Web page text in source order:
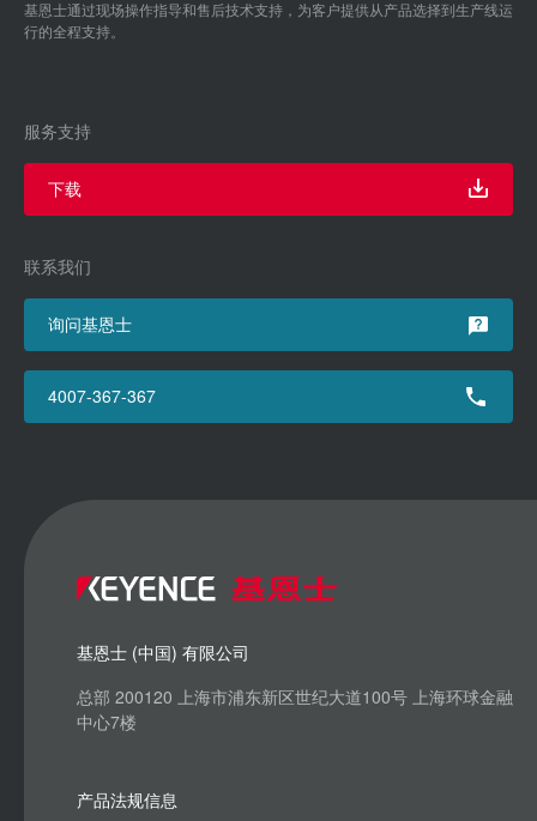
基恩士通过现场操作指导和售后技术支持，为客户提供从产品选择到生产线运
行的全程支持。
服务支持
下载
联系我们
询问基恩士
4007-367-367
基恩士 (中国) 有限公司
总部 200120 上海市浦东新区世纪大道100号 上海环球金融
中心7楼
产品法规信息